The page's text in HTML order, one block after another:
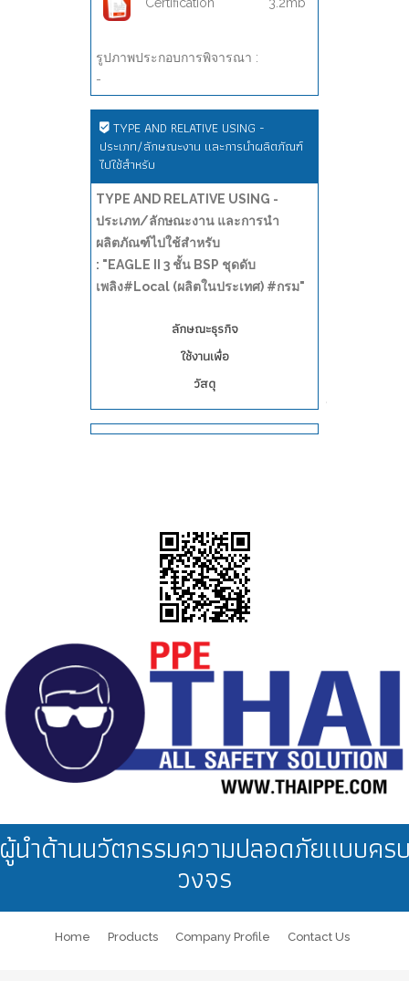
Certification 3.2mb
รูปภาพประกอบการพิจารณา :
-
TYPE AND RELATIVE USING -
ประเภท/ลักษณะงาน และการนำผลิตภัณฑ์
ไปใช้สำหรับ
TYPE AND RELATIVE USING -
ประเภท/ลักษณะงาน และการนำ
ผลิตภัณฑ์ไปใช้สำหรับ
: "EAGLE II 3 ชั้น BSP ชุดดับ
เพลิง#Local (ผลิตในประเทศ) #กรม"
ลักษณะธุรกิจ
ใช้งานเพื่อ
วัสดุ
นำด้านนวัตกรรมความปลอดภัยแบบคร
วงจร
Home Products Company Profile Contact Us